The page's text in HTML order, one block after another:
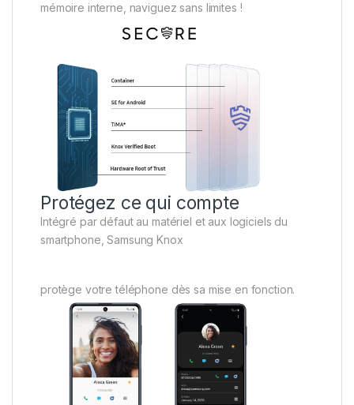
mémoire interne, naviguez sans limites !
Protégez ce qui compte
Intégré par défaut au matériel et aux logiciels du
smartphone, Samsung Knox
protège votre téléphone dès sa mise en fonction.